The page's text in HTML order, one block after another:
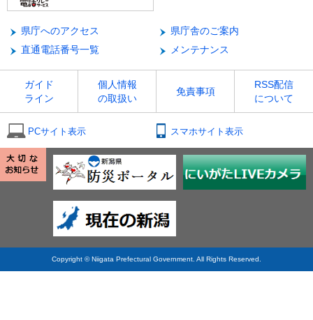
県庁へのアクセス
県庁舎のご案内
直通電話番号一覧
メンテナンス
ガイド
ライン
個人情報
の取扱い
免責事項
RSS配信
について
PCサイト表示 スマホサイト表示
Copyright © Niigata Prefectural Government. All Rights Reserved.